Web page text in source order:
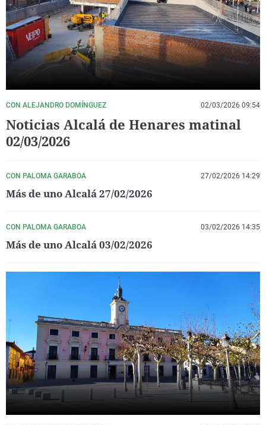
La rosa de los vientos
Gente viajera
Como el perro y el
Caso
Retornados
Equipo de
Operación Viuda
Extremadura
Galicia
La Rioja
Navarra
País Vasco
Virales
Televisión
Elecciones
CON ALEJANDRO DOMÍNGUEZ 02/03/2026 09:54
Noticias Alcalá de Henares matinal
02/03/2026
CON PALOMA GARABOA 27/02/2026 14:29
Más de uno Alcalá 27/02/2026
CON PALOMA GARABOA 03/02/2026 14:35
Más de uno Alcalá 03/02/2026